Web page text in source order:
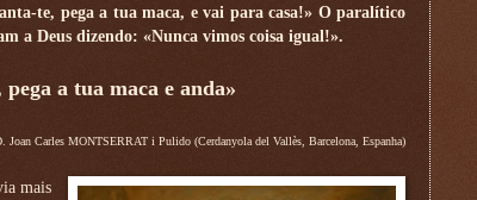
te, pega a tua maca, e vai para casa!» O paralítico
a Deus dizendo: «Nunca vimos coisa igual!».
a tua maca e anda»
Joan Carles MONTSERRAT i Pulido (Cerdanyola del Vallès, Barcelona, Espanha)
mais